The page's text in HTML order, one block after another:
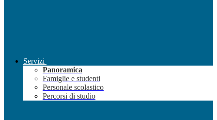
Servizi
Panoramica
Famiglie e studenti
Personale scolastico
Percorsi di studio